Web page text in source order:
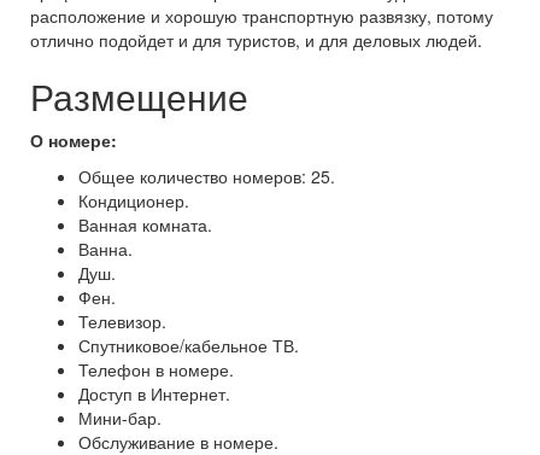
расположение и хорошую транспортную развязку, потому
отлично подойдет и для туристов, и для деловых людей.
Размещение
О номере:
Общее количество номеров: 25.
Кондиционер.
Ванная комната.
Ванна.
Душ.
Фен.
Телевизор.
Спутниковое/кабельное ТВ.
Телефон в номере.
Доступ в Интернет.
Мини-бар.
Обслуживание в номере.